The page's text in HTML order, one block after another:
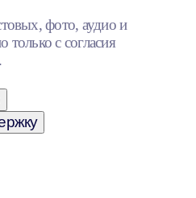
фото, аудио и
только с согласия